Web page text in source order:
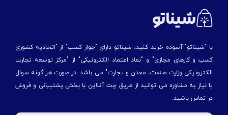
با "شیناتو" آسوده خرید کنید، شیناتو دارای "جواز کسب" از "اتحادیه کشوری
کسب و کارهای مجازی" و "نماد اعتماد الکترونیکی" از "مركز توسعه تجارت
الكترونیكی وزارت صنعت، معدن و تجارت" می باشد. در صورت هر گونه سوال
یا نیاز به مشاوره می توانید از طریق چت آنلاین با بخش پشتیبانی و فروش
در تماس باشید.